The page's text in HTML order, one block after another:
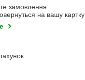
замовлення
на вашу картку